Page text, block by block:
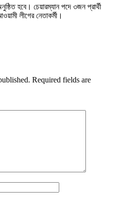
হবে। চেয়ারম্যান পদে ৩জন প্রার্থী
লীগের নেতাকর্মী।
Required fields are